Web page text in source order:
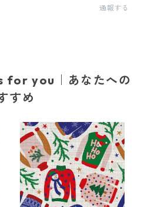
通報する
for you｜あなたへの
すめ